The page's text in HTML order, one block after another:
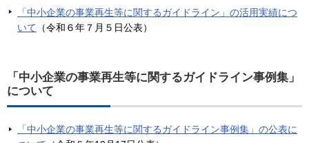
「中小企業の事業再生等に関するガイドライン」の活用実績につ
いて （令和６年７月５日公表）
「中小企業の事業再生等に関するガイドライン事例集」
について
「中小企業の事業再生等に関するガイドライン事例集」の公表に